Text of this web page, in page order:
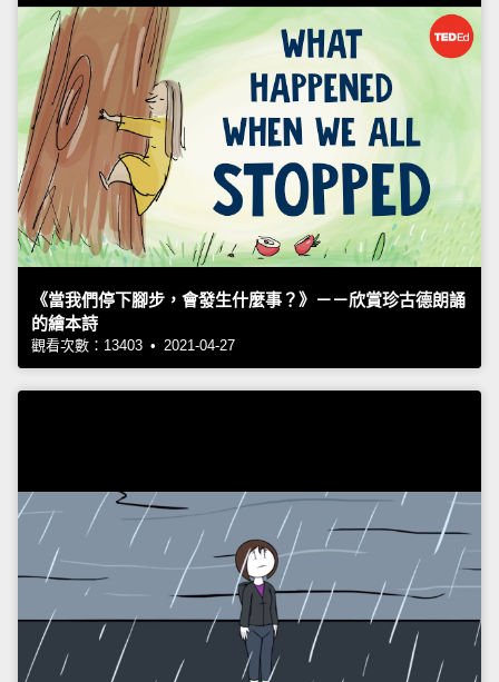
《當我們停下腳步，會發生什麼事？》－－欣賞珍古德朗誦
的繪本詩
觀看次數：13403 • 2021-04-27